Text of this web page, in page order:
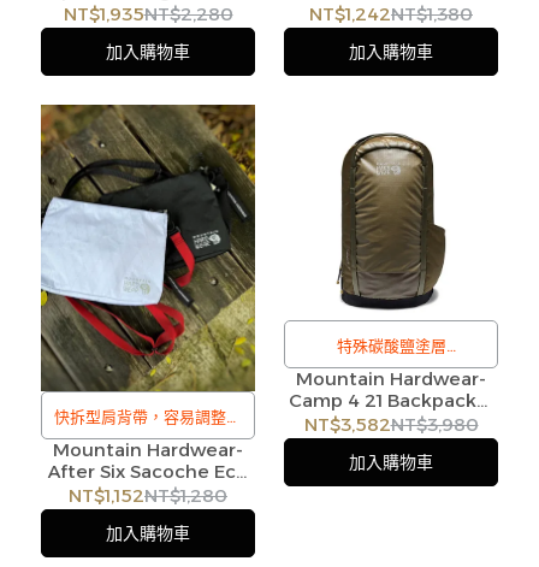
多功能後背包22L 黑
NT$1,935NT$2,280
加入購物車
#FAE08 LOWEALPINE
NT$1,242NT$1,380
加入購物車
快拆型肩背帶，容易調整，
亦可做胸掛包使用
/
訂購注意事項 :
商品流動性快且多個平台共
Mountain Hardwear-
After Six Sacoche Eco
日系款肩背包｜2色
#OE7319
NT$1,152NT$1,280
加入購物車
特殊碳酸鹽塗層
/
訂購注意事項 :
商品流動性快且多個平台共
用庫存，偶有下單後缺貨情
Mountain Hardwear-
Camp 4 21 Backpack筆
電日用背包21L 陶棕
#1882191
NT$3,582NT$3,980
加入購物車